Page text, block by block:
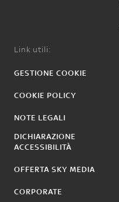
Link utili:
GESTIONE COOKIE
COOKIE POLICY
NOTE LEGALI
DICHIARAZIONE
ACCESSIBILITÀ
OFFERTA SKY MEDIA
CORPORATE